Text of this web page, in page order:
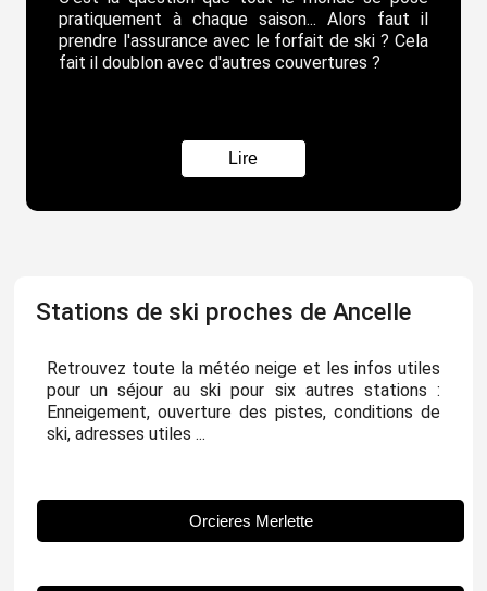
pratiquement à chaque saison... Alors faut il
prendre l'assurance avec le forfait de ski ? Cela
fait il doublon avec d'autres couvertures ?
Lire
Stations de ski proches de Ancelle
Retrouvez toute la météo neige et les infos utiles
pour un séjour au ski pour six autres stations :
Enneigement, ouverture des pistes, conditions de
ski, adresses utiles ...
Orcieres Merlette